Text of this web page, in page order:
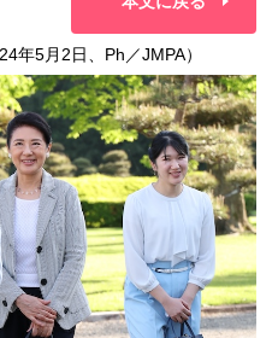
年5月2日、Ph／JMPA）